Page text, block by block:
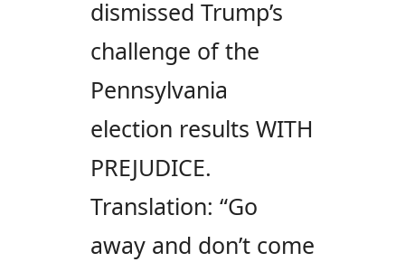
dismissed Trump’s
challenge of the
Pennsylvania
election results WITH
PREJUDICE.
Translation: “Go
away and don’t come